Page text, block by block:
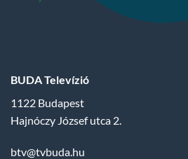
BUDA Televízió
1122 Budapest
Hajnóczy József utca 2.
btv@tvbuda.hu